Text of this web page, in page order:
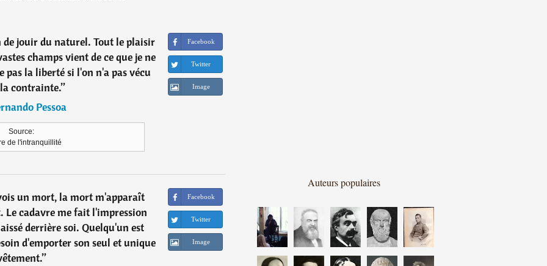
jouir du naturel. Tout le plaisir
champs vient de ce que je ne
pas la liberté si l'on n'a pas vécu
contrainte.”
Pessoa
Source:
de l'intranquillité
Facebook
Twitter
Image
un mort, la mort m'apparaît
Le cadavre me fait l'impression
derrière soi. Quelqu'un est
d'emporter son seul et unique
”
Facebook
Twitter
Image
Auteurs populaires